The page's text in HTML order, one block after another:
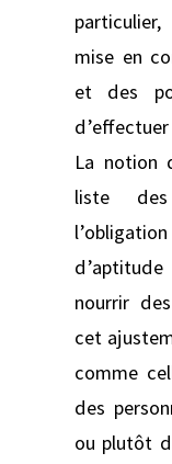
mise en
et des
La notion
liste
nourrir
cet
comme
des
ou plutôt